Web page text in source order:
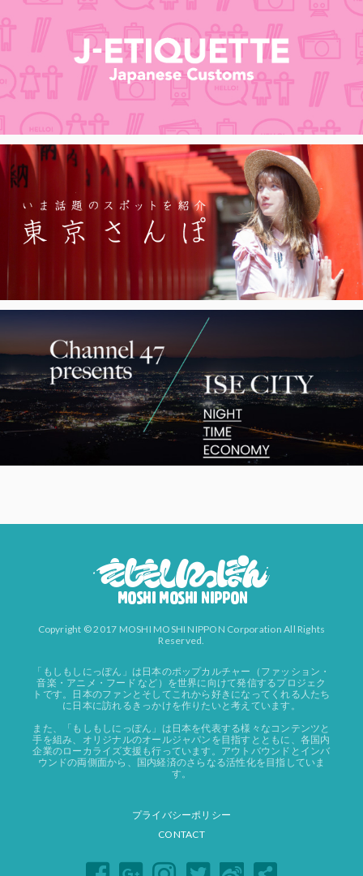
Copyright © 2017 MOSHI MOSHI NIPPON Corporation All Rights
Reserved.
「もしもしにっぽん」は日本のポップカルチャー（ファッション・
音楽・アニメ・フード など）を世界に向けて発信するプロジェク
トです。日本のファンとそしてこれから好きになってくれる人たち
に日本に訪れるきっかけを作りたいと考えています。
また、「もしもしにっぽん」は日本を代表する様々なコンテンツと
手を組み、オリジナルのオールジャパンを目指すとともに、各国内
企業のローカライズ支援も行っています。アウトバウンドとインバ
ウンドの両側面から、国内経済のさらなる活性化を目指していま
す。
プライバシーポリシー
CONTACT